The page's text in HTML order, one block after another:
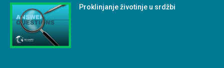
Proklinjanje životinje u srdžbi